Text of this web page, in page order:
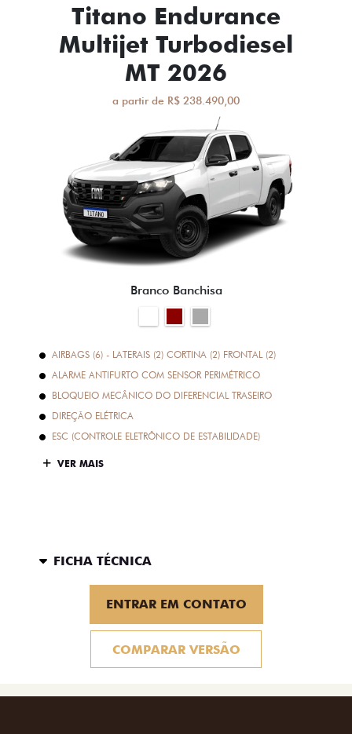
Titano Endurance
Multijet Turbodiesel
MT 2026
a partir de R$ 238.490,00
Branco Banchisa
AIRBAGS (6) - LATERAIS (2) CORTINA (2) FRONTAL (2)
ALARME ANTIFURTO COM SENSOR PERIMÉTRICO
BLOQUEIO MECÂNICO DO DIFERENCIAL TRASEIRO
DIREÇÃO ELÉTRICA
ESC (CONTROLE ELETRÔNICO DE ESTABILIDADE)
VER MAIS
FICHA TÉCNICA
ENTRAR EM CONTATO
COMPARAR VERSÃO